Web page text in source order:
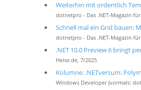
Weiterhin mit ordentlich
dotnetpro - Das .NET-Magazin
Schnell mal ein Grid bauen:
dotnetpro - Das .NET-Magazin
.NET 10.0 Preview 6 bringt
Heise.de, 7/2025
Kolumne: .NETversum:
Windows Developer (vormals: